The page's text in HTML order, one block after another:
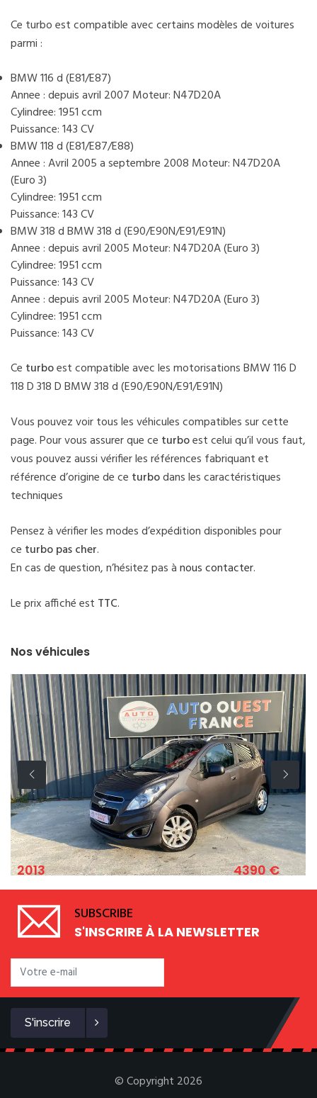
Ce turbo est compatible avec certains modèles de voitures
parmi :
BMW 116 d (E81/E87)
Annee : depuis avril 2007 Moteur: N47D20A
Cylindree: 1951 ccm
Puissance: 143 CV
BMW 118 d (E81/E87/E88)
Annee : Avril 2005 a septembre 2008 Moteur: N47D20A
(Euro 3)
Cylindree: 1951 ccm
Puissance: 143 CV
BMW 318 d BMW 318 d (E90/E90N/E91/E91N)
Annee : depuis avril 2005 Moteur: N47D20A (Euro 3)
Cylindree: 1951 ccm
Puissance: 143 CV
Annee : depuis avril 2005 Moteur: N47D20A (Euro 3)
Cylindree: 1951 ccm
Puissance: 143 CV
Ce turboest compatible avec les motorisations BMW 116 D
118 D 318 D BMW 318 d (E90/E90N/E91/E91N)
Vous pouvez voir tous les véhicules compatibles sur cette
page. Pour vous assurer que ce turboest celui qu’il vous faut,
vous pouvez aussi vérifier les références fabriquant et
référence d’origine de ce turbodans les caractéristiques
techniques
Pensez à vérifier les modes d’expédition disponibles pour
ce turbo pas cher.
En cas de question, n’hésitez pas ànous contacter.
Le prix affiché est TTC.
Nos véhicules
CHEVROLET SPARK 1.2 ESSENCE 82 CV
4390 € 2011
SUBSCRIBE
S'INSCRIRE À LA NEWSLETTER
S'inscrire
© Copyright 2026